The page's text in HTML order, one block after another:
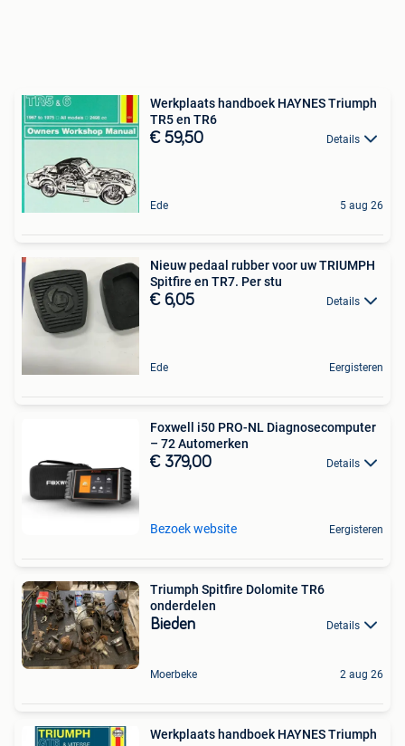
Werkplaats handboek HAYNES Triumph
TR5 en TR6
€ 59,50 Details
Ede 5 aug 26
Nieuw pedaal rubber voor uw TRIUMPH
Spitfire en TR7. Per stu
€ 6,05 Details
Ede Eergisteren
Foxwell i50 PRO-NL Diagnosecomputer
– 72 Automerken
€ 379,00 Details
Bezoek website Eergisteren
Triumph Spitfire Dolomite TR6
onderdelen
Bieden Details
Moerbeke 2 aug 26
Werkplaats handboek HAYNES Triumph